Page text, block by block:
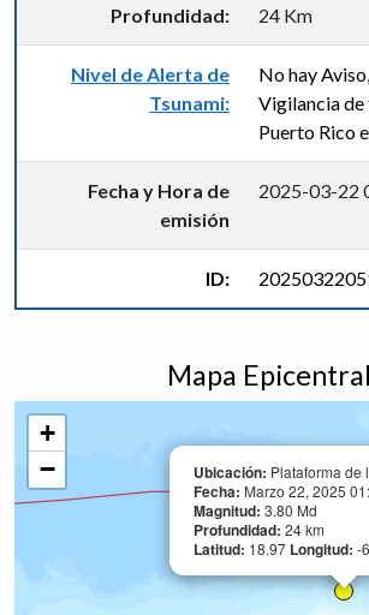
Profundidad: 24 Km
Nivel de Alerta de
Tsunami:
No hay
Vigilancia de
Puerto Rico
Fecha y Hora de
emisión
2025-03-22
ID:
Mapa Epicentral
Ubicación: Plataforma de
Fecha: Marzo 22, 2025
Magnitud: 3.80 Md
Profundidad: 24 km
Latitud: 18.97 Longitud: -
+
−